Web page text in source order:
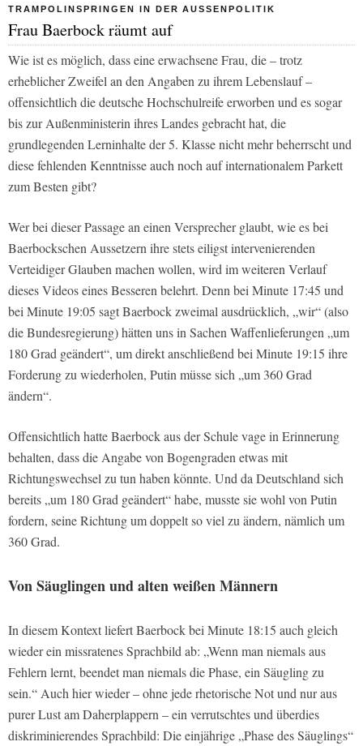
TRAMPOLINSPRINGEN IN DER AUSSENPOLITIK
Frau Baerbock räumt auf
Wie ist es möglich, dass eine erwachsene Frau, die – trotz
erheblicher Zweifel an den Angaben zu ihrem Lebenslauf –
offensichtlich die deutsche Hochschulreife erworben und es sogar
bis zur Außenministerin ihres Landes gebracht hat, die
grundlegenden Lerninhalte der 5. Klasse nicht mehr beherrscht und
diese fehlenden Kenntnisse auch noch auf internationalem Parkett
zum Besten gibt?
Wer bei dieser Passage an einen Versprecher glaubt, wie es bei
Baerbockschen Aussetzern ihre stets eiligst intervenierenden
Verteidiger Glauben machen wollen, wird im weiteren Verlauf
dieses Videos eines Besseren belehrt. Denn bei Minute 17:45 und
bei Minute 19:05 sagt Baerbock zweimal ausdrücklich, „wir“ (also
die Bundesregierung) hätten uns in Sachen Waffenlieferungen „um
180 Grad geändert“, um direkt anschließend bei Minute 19:15 ihre
Forderung zu wiederholen, Putin müsse sich „um 360 Grad
ändern“.
Offensichtlich hatte Baerbock aus der Schule vage in Erinnerung
behalten, dass die Angabe von Bogengraden etwas mit
Richtungswechsel zu tun haben könnte. Und da Deutschland sich
bereits „um 180 Grad geändert“ habe, musste sie wohl von Putin
fordern, seine Richtung um doppelt so viel zu ändern, nämlich um
360 Grad.
Von Säuglingen und alten weißen Männern
In diesem Kontext liefert Baerbock bei Minute 18:15 auch gleich
wieder ein missratenes Sprachbild ab: „Wenn man niemals aus
Fehlern lernt, beendet man niemals die Phase, ein Säugling zu
sein.“ Auch hier wieder – ohne jede rhetorische Not und nur aus
purer Lust am Daherplappern – ein verrutschtes und überdies
diskriminierendes Sprachbild: Die einjährige „Phase des Säuglings“